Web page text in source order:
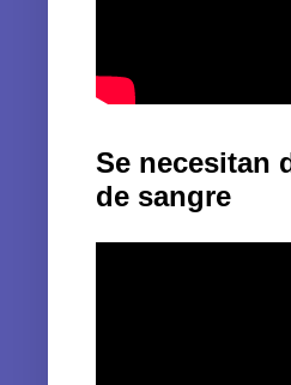
Se necesitan
de sangre